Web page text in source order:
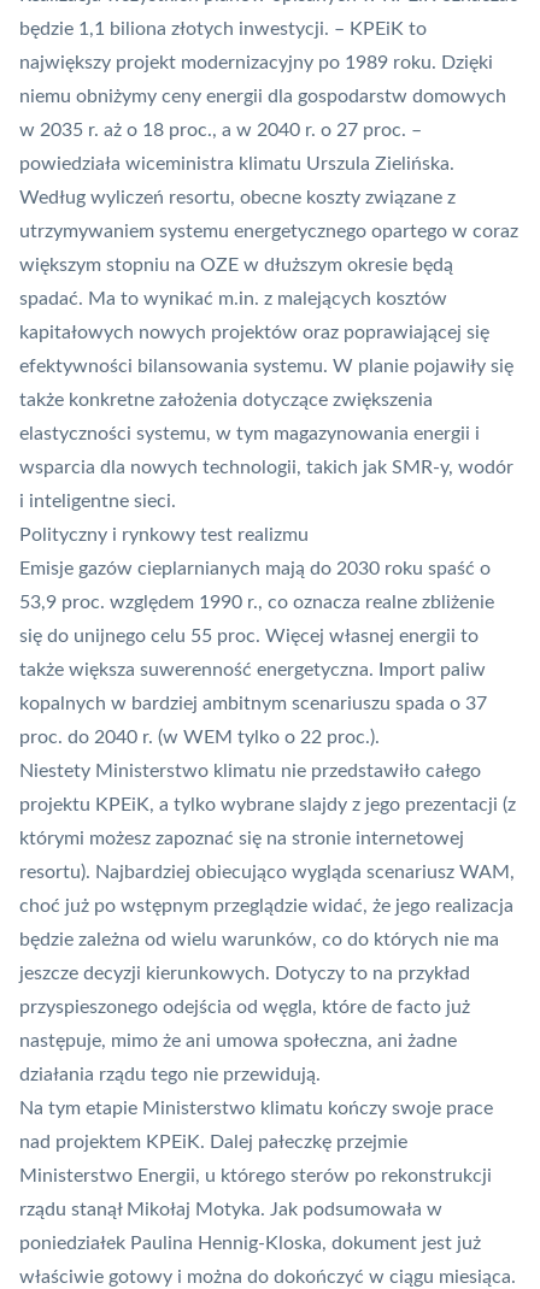
będzie 1,1 biliona złotych inwestycji. – KPEiK to
największy projekt modernizacyjny po 1989 roku. Dzięki
niemu obniżymy ceny energii dla gospodarstw domowych
w 2035 r. aż o 18 proc., a w 2040 r. o 27 proc. –
powiedziała wiceministra klimatu Urszula Zielińska.
Według wyliczeń resortu, obecne koszty związane z
utrzymywaniem systemu energetycznego opartego w coraz
większym stopniu na OZE w dłuższym okresie będą
spadać. Ma to wynikać m.in. z malejących kosztów
kapitałowych nowych projektów oraz poprawiającej się
efektywności bilansowania systemu. W planie pojawiły się
także konkretne założenia dotyczące zwiększenia
elastyczności systemu, w tym magazynowania energii i
wsparcia dla nowych technologii, takich jak SMR-y, wodór
i inteligentne sieci.
Polityczny i rynkowy test realizmu
Emisje gazów cieplarnianych mają do 2030 roku spaść o
53,9 proc. względem 1990 r., co oznacza realne zbliżenie
się do unijnego celu 55 proc. Więcej własnej energii to
także większa suwerenność energetyczna. Import paliw
kopalnych w bardziej ambitnym scenariuszu spada o 37
proc. do 2040 r. (w WEM tylko o 22 proc.).
Niestety Ministerstwo klimatu nie przedstawiło całego
projektu KPEiK, a tylko wybrane slajdy z jego prezentacji (z
którymi możesz zapoznać się na stronie internetowej
resortu). Najbardziej obiecująco wygląda scenariusz WAM,
choć już po wstępnym przeglądzie widać, że jego realizacja
będzie zależna od wielu warunków, co do których nie ma
jeszcze decyzji kierunkowych. Dotyczy to na przykład
przyspieszonego odejścia od węgla, które de facto już
następuje, mimo że ani umowa społeczna, ani żadne
działania rządu tego nie przewidują.
Na tym etapie Ministerstwo klimatu kończy swoje prace
nad projektem KPEiK. Dalej pałeczkę przejmie
Ministerstwo Energii, u którego sterów po rekonstrukcji
rządu stanął Mikołaj Motyka. Jak podsumowała w
poniedziałek Paulina Hennig-Kloska, dokument jest już
właściwie gotowy i można do dokończyć w ciągu miesiąca.